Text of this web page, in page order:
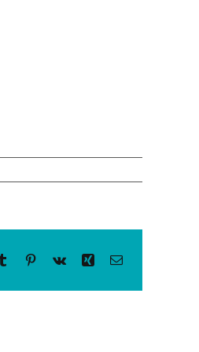
Tumblr Pinterest
Vk Xing Email